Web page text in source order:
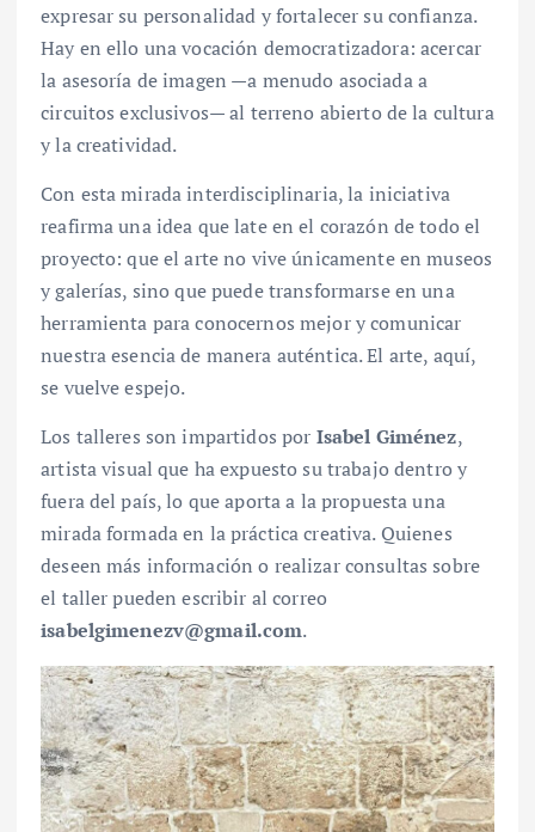
expresar su personalidad y fortalecer su confianza.
Hay en ello una vocación democratizadora: acercar
la asesoría de imagen —a menudo asociada a
circuitos exclusivos— al terreno abierto de la cultura
y la creatividad.
Con esta mirada interdisciplinaria, la iniciativa
reafirma una idea que late en el corazón de todo el
proyecto: que el arte no vive únicamente en museos
y galerías, sino que puede transformarse en una
herramienta para conocernos mejor y comunicar
nuestra esencia de manera auténtica. El arte, aquí,
se vuelve espejo.
Los talleres son impartidos por Isabel Giménez,
artista visual que ha expuesto su trabajo dentro y
fuera del país, lo que aporta a la propuesta una
mirada formada en la práctica creativa. Quienes
deseen más información o realizar consultas sobre
el taller pueden escribir al correo
isabelgimenezv@gmail.com.